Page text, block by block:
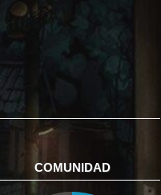
COMUNIDAD